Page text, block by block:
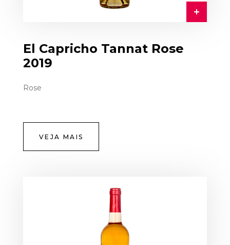
El Capricho Tannat Rose
2019
Rose
VEJA MAIS